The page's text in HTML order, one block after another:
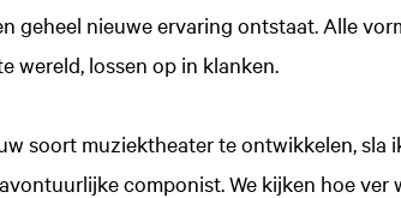
geheel nieuwe ervaring ontstaat. Alle
wereld, lossen op in klanken.
soort muziektheater te ontwikkelen, sla
componist. We kijken hoe ver